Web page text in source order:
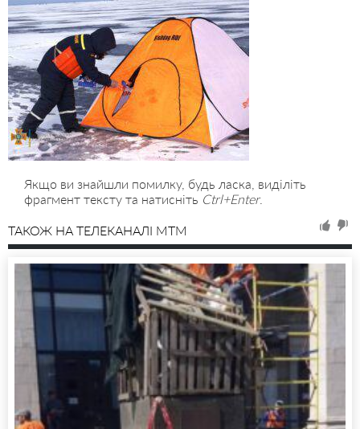
Якщо ви знайшли помилку, будь ласка, виділіть
фрагмент тексту та натисніть Ctrl+Enter.
ТАКОЖ НА ТЕЛЕКАНАЛІ MTM